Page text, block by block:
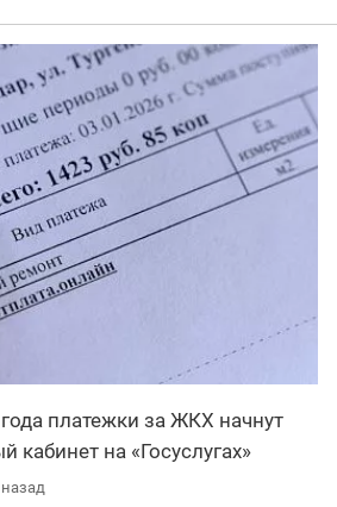
платежки за ЖКХ начнут
кабинет на «Госуслугах»